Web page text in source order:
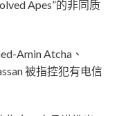
Apes”的非同质
Amin Atcha、
被指控犯有电信